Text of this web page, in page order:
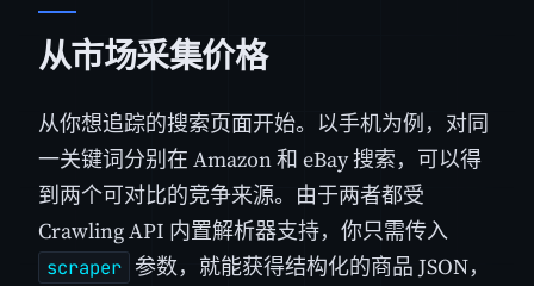
从市场采集价格
从你想追踪的搜索页面开始。以手机为例，对同
一关键词分别在 Amazon 和 eBay 搜索，可以得
到两个可对比的竞争来源。由于两者都受
Crawling API 内置解析器支持，你只需传入
scraper 参数，就能获得结构化的商品 JSON，